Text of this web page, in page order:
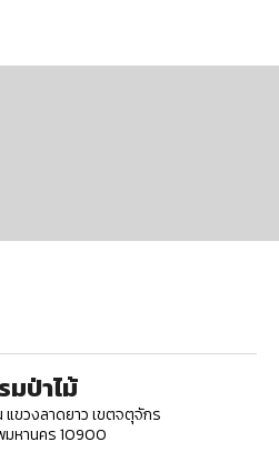
มป่าไม้
แขวงลาดยาว เขตจตุจักร
มหานคร 10900